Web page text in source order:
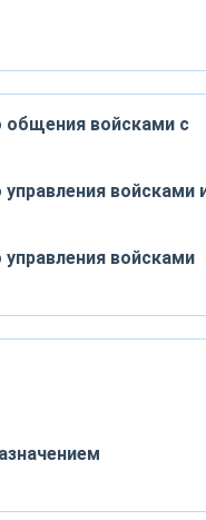
войсками с
войсками
войсками